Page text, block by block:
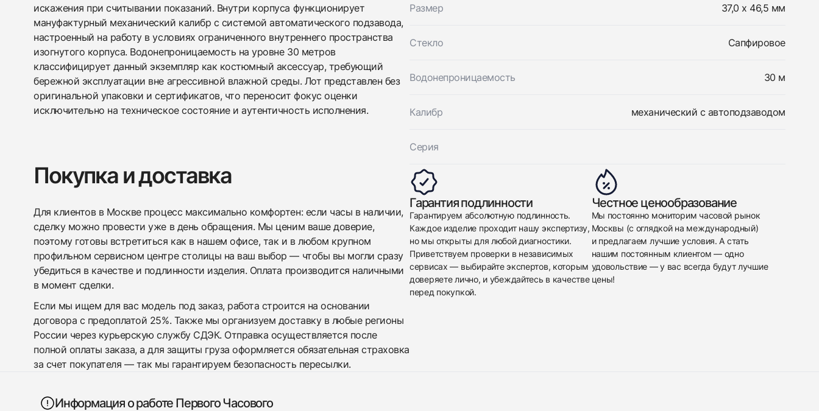
искажения при считывании показаний. Внутри корпуса функционирует
мануфактурный механический калибр с системой автоматического подзавода,
настроенный на работу в условиях ограниченного внутреннего пространства
изогнутого корпуса. Водонепроницаемость на уровне 30 метров
классифицирует данный экземпляр как костюмный аксессуар, требующий
бережной эксплуатации вне агрессивной влажной среды. Лот представлен без
оригинальной упаковки и сертификатов, что переносит фокус оценки
исключительно на техническое состояние и аутентичность исполнения.
Размер 37,0 x 46,5 мм
Стекло Сапфировое
Водонепроницаемость 30 м
Калибр механический с автоподзаводом
Серия
Покупка и доставка
Для клиентов в Москве процесс максимально комфортен: если часы в наличии,
сделку можно провести уже в день обращения. Мы ценим ваше доверие,
поэтому готовы встретиться как в нашем офисе, так и в любом крупном
профильном сервисном центре столицы на ваш выбор — чтобы вы могли сразу
убедиться в качестве и подлинности изделия. Оплата производится наличными
в момент сделки.
Если мы ищем для вас модель под заказ, работа строится на основании
договора с предоплатой 25%. Также мы организуем доставку в любые регионы
России через курьерскую службу СДЭК. Отправка осуществляется после
полной оплаты заказа, а для защиты груза оформляется обязательная страховка
за счет покупателя — так мы гарантируем безопасность пересылки.
Гарантия подлинности
Гарантируем абсолютную подлинность.
Каждое изделие проходит нашу экспертизу,
но мы открыты для любой диагностики.
Приветствуем проверки в независимых
сервисах — выбирайте экспертов, которым
доверяете лично, и убеждайтесь в качестве
перед покупкой.
Честное ценообразование
Мы постоянно мониторим часовой рынок
Москвы (с оглядкой на международный)
и предлагаем лучшие условия. А стать
нашим постоянным клиентом — одно
удовольствие — у вас всегда будут лучшие
цены!
Информация о работе Первого Часового
Приложите фото ваших часов…